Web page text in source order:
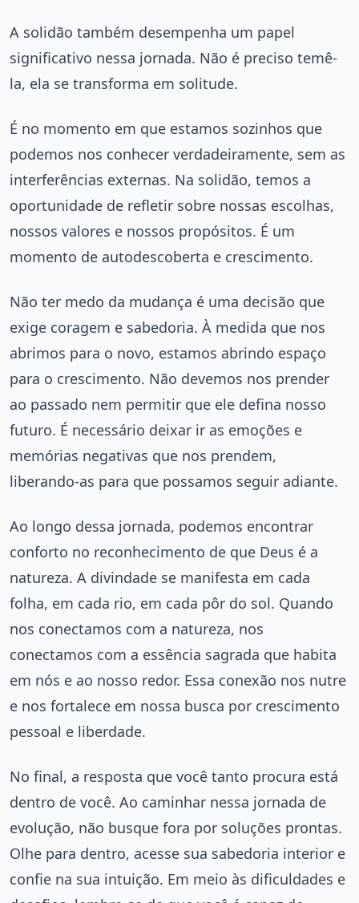
A solidão também desempenha um papel
significativo nessa jornada. Não é preciso temê-
la, ela se transforma em solitude.
É no momento em que estamos sozinhos que
podemos nos conhecer verdadeiramente, sem as
interferências externas. Na solidão, temos a
oportunidade de refletir sobre nossas escolhas,
nossos valores e nossos propósitos. É um
momento de autodescoberta e crescimento.
Não ter medo da mudança é uma decisão que
exige coragem e sabedoria. À medida que nos
abrimos para o novo, estamos abrindo espaço
para o crescimento. Não devemos nos prender
ao passado nem permitir que ele defina nosso
futuro. É necessário deixar ir as emoções e
memórias negativas que nos prendem,
liberando-as para que possamos seguir adiante.
Ao longo dessa jornada, podemos encontrar
conforto no reconhecimento de que Deus é a
natureza. A divindade se manifesta em cada
folha, em cada rio, em cada pôr do sol. Quando
nos conectamos com a natureza, nos
conectamos com a essência sagrada que habita
em nós e ao nosso redor. Essa conexão nos nutre
e nos fortalece em nossa busca por crescimento
pessoal e liberdade.
No final, a resposta que você tanto procura está
dentro de você. Ao caminhar nessa jornada de
evolução, não busque fora por soluções prontas.
Olhe para dentro, acesse sua sabedoria interior e
confie na sua intuição. Em meio às dificuldades e